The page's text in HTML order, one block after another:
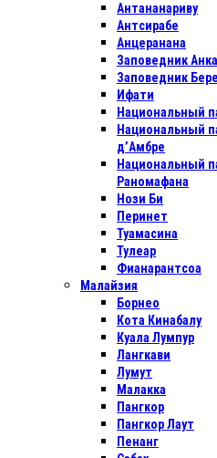
Антананариву
Антсирабе
Анцеранана
Заповедник
Заповедник
Ифати
Национальный
Национальный
д’Амбре
Национальный
Раномафана
Нози Би
Перинет
Туамасина
Тулеар
Фианарантсоа
Малайзия
Борнео
Кота Кинабалу
Куала Лумпур
Лангкави
Лумут
Малакка
Пангкор
Пангкор Лаут
Пенанг